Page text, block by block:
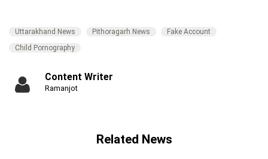
Uttarakhand News Pithoragarh News
Fake Account
Child Pornography
Content Writer
Ramanjot
Related News